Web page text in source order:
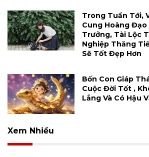
Trong Tuần Tới,
Cung Hoàng Đạo
Trưởng, Tài Lộc
Nghiệp Thăng
Sẽ Tốt Đẹp Hơn
Bốn Con Giáp
Cuộc Đời Tốt ,
Lắng Và Có Hậu
Xem Nhiều